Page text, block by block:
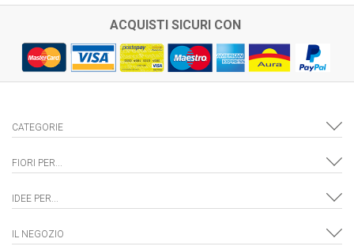
ACQUISTI SICURI CON
CATEGORIE
FIORI PER...
IDEE PER...
IL NEGOZIO